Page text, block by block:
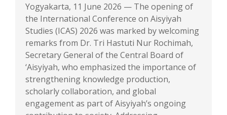
Yogyakarta, 11 June 2026 — The opening of
the International Conference on Aisyiyah
Studies (ICAS) 2026 was marked by welcoming
remarks from Dr. Tri Hastuti Nur Rochimah,
Secretary General of the Central Board of
‘Aisyiyah, who emphasized the importance of
strengthening knowledge production,
scholarly collaboration, and global
engagement as part of Aisyiyah’s ongoing